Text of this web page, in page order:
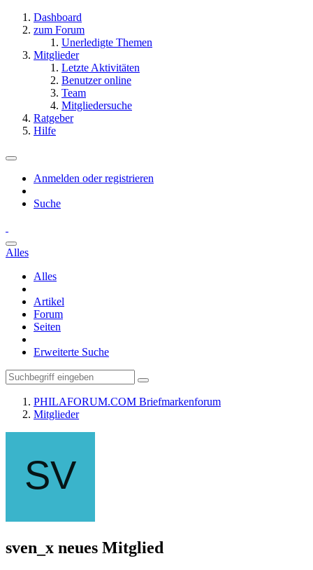
Dashboard
zum Forum
Unerledigte Themen
Mitglieder
Letzte Aktivitäten
Benutzer online
Team
Mitgliedersuche
Ratgeber
Hilfe
Anmelden oder registrieren
Suche
Alles
Alles
Artikel
Forum
Seiten
Erweiterte Suche
PHILAFORUM.COM Briefmarkenforum
Mitglieder
sven_x neues Mitglied